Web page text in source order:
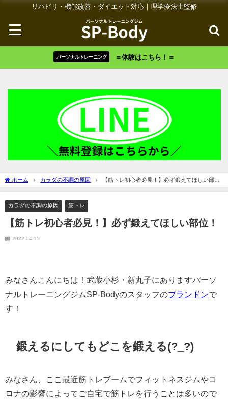
リハビリ・機能改善・ダイエット対応｜理学療法士監修
パーソナルトレーニング ＝体験はこちら！＝
ホーム カラダの不調の原因
【筋トレ初心者必見！】必ず鍛えてほしい部
位！
カラダの不調の原因 筋トレ
【筋トレ初心者必見！】必ず鍛えてほしい部位！
2022-04-15
みなさんこんにちは！武蔵小杉・新丸子にありますパーソ
ナルトレーニングジムSP-Bodyのスタッフのブランドンで
す！
鍛えるにしてもどこを鍛える(?_?)
みなさん、ここ最近筋トレブームでフィットネスジムやコ
ロナの影響によってご自宅で筋トレを行うことは多いので